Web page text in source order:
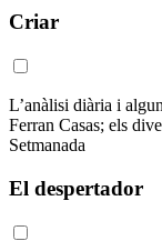
Criar
L’anàlisi diària i
Ferran Casas; els
Setmanada
El despertador